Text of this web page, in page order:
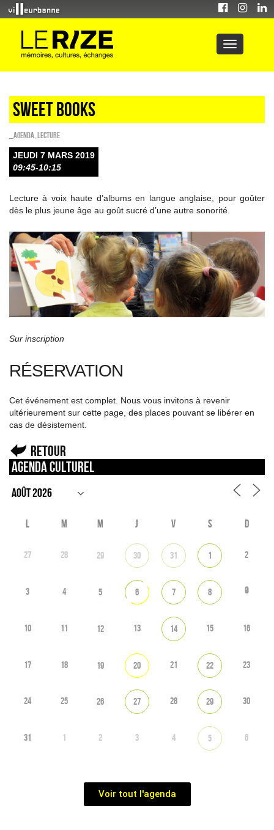
Sweet Books
_Agenda Lecture
JEUDI 7 MARS 2019
09:45-10:15
Lecture à voix haute d’albums en langue anglaise, pour goûter
dès le plus jeune âge au goût sucré d’une autre sonorité.
Sur inscription
RÉSERVATION
Cet événement est complet. Nous vous invitons à revenir
ultérieurement sur cette page, des places pouvant se libérer en
cas de désistement.
Retour
Agenda culturel
L M M J V S D
27 28 29 30 31 1 2
3 4 5 6 7 8 9
10 11 12 13 14 15 16
17 18 19 20 21 22 23
24 25 26 27 28 29 30
31 1 2 3 4 5 6
Voir tout l'agenda